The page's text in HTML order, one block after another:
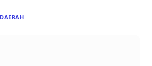
DAERAH